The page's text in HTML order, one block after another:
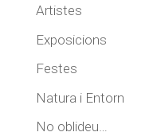
Artistes
Exposicions
Festes
Natura i Entorn
No oblideu…